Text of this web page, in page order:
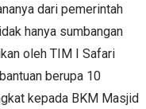
dari pemerintah
hanya sumbangan
oleh TIM I Safari
berupa 10
kepada BKM Masjid